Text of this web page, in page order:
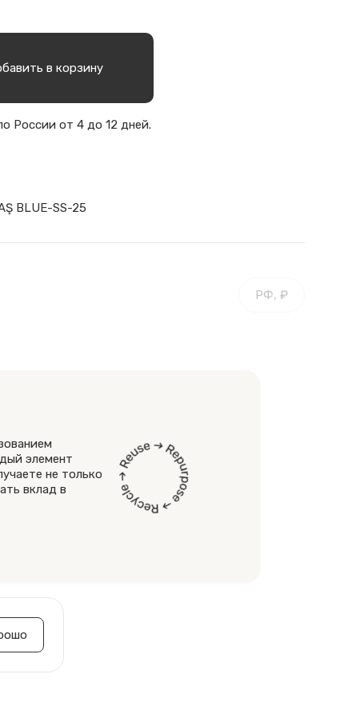
в корзину
России от 4 до 12 дней.
BLUE-SS-25
РФ, ₽
элемент
не только
вклад в